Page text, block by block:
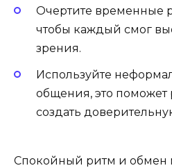
Очертите временные
чтобы каждый смог
зрения.
Используйте
общения, это поможет
создать
Спокойный ритм и обмен